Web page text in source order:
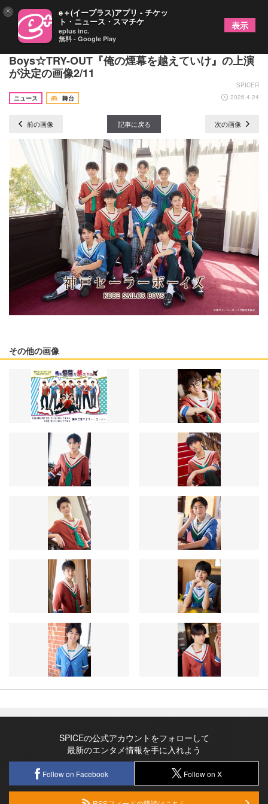
神戸セーラーボーイズ、上田一軒演出で
Boys☆TRY-OUT『俺の煙幕を越えていけ』の上演
が決定の画像2/11
SPICER
ニュース
舞台 2026.4.24
前の画像 記事に戻る 次の画像
その他の画像
SPICEの公式アカウントをフォローして
最新のエンタメ情報を手に入れよう
Follow on Facebook Follow on X
× e＋(イープラス)アプリ - チケッ
ト・ニュース・スマチケ
eplus inc.
無料 - Google Play
表示